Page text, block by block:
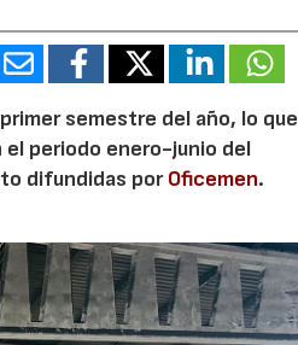
semestre del año, lo que
periodo enero-junio del
difundidas porOficemen.